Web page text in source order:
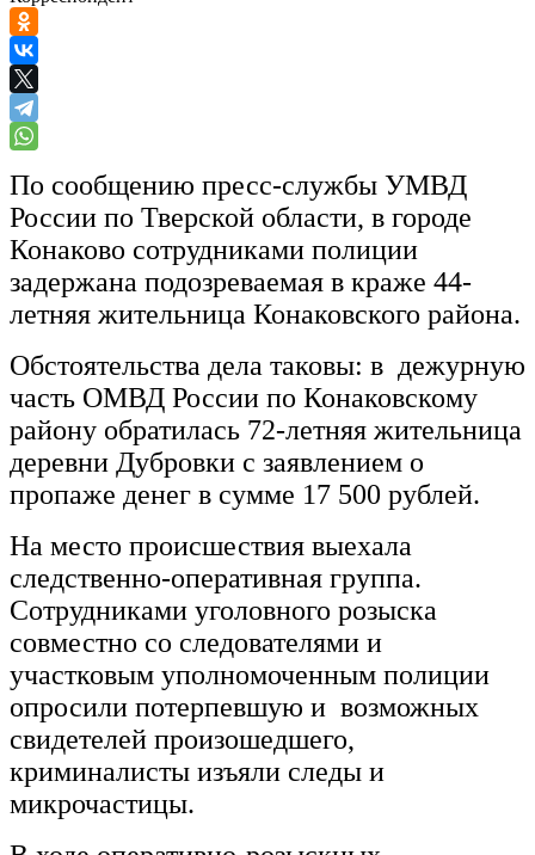
По сообщению пресс-службы УМВД
России по Тверской области, в городе
Конаково сотрудниками полиции
задержана подозреваемая в краже 44-
летняя жительница Конаковского района.
Обстоятельства дела таковы: в дежурную
часть ОМВД России по Конаковскому
району обратилась 72-летняя жительница
деревни Дубровки с заявлением о
пропаже денег в сумме 17 500 рублей.
На место происшествия выехала
следственно-оперативная группа.
Сотрудниками уголовного розыска
совместно со следователями и
участковым уполномоченным полиции
опросили потерпевшую и возможных
свидетелей произошедшего,
криминалисты изъяли следы и
микрочастицы.